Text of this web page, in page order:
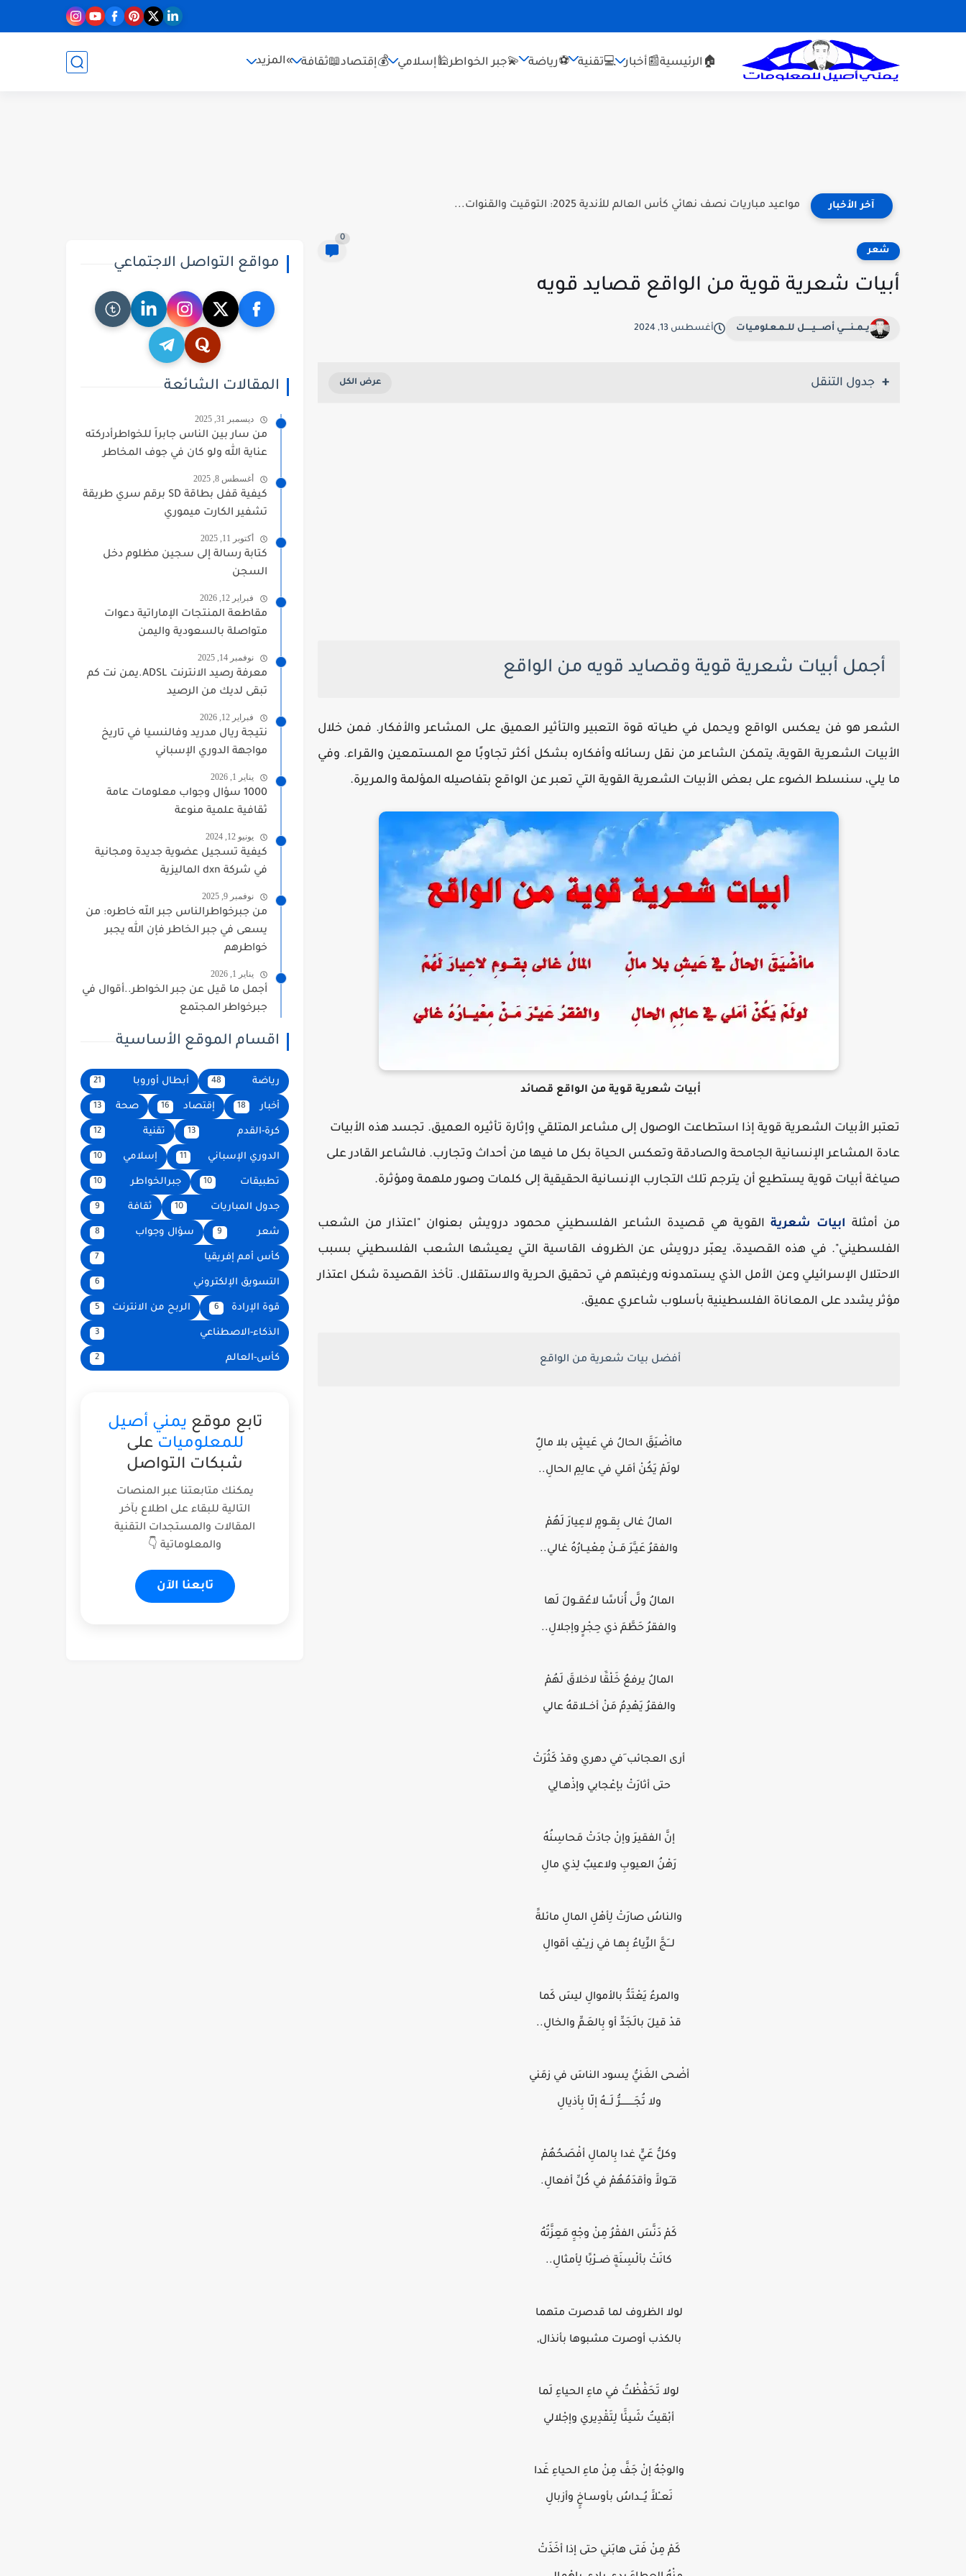
🏠الرئيسية📰أخبار 💻تقنية ⚽رياضة 💫جبر الخواطر🕌إسلامي 💰إقتصاد📖ثقافة »المزيد
آخر الأخبار مواعيد مباريات نصف نهائي كأس العالم للأندية 2025: التوقيت والقنوات...
شعر
0
أبيات شعرية قوية من الواقع قصايد قويه
يــمــنـــــي أصــــيـــــل للــمـعـلومـيات أغسطس 13, 2024
جدول التنقل
أجمل أبيات شعرية قوية وقصايد قويه من الواقع
الشعر هو فن يعكس الواقع ويحمل في طياته قوة التعبير والتأثير العميق على المشاعر والأفكار. فمن خلال
الأبيات الشعرية القوية، يتمكن الشاعر من نقل رسائله وأفكاره بشكل أكثر تجاوبًا مع المستمعين والقراء. وفي
ما يلي، سنسلط الضوء على بعض الأبيات الشعرية القوية التي تعبر عن الواقع بتفاصيله المؤلمة والمريرة.
أبيات شعرية قوية من الواقع قصائد
تعتبر الأبيات الشعرية قوية إذا استطاعت الوصول إلى مشاعر المتلقي وإثارة تأثيره العميق. تجسد هذه الأبيات
عادة المشاعر الإنسانية الجامحة والصادقة وتعكس الحياة بكل ما فيها من أحداث وتجارب. فالشاعر القادر على
صياغة أبيات قوية يستطيع أن يترجم تلك التجارب الإنسانية الحقيقية إلى كلمات وصور ملهمة ومؤثرة.
من أمثلة ابيات شعرية القوية هي قصيدة الشاعر الفلسطيني محمود درويش بعنوان "اعتذار من الشعب
الفلسطيني". في هذه القصيدة، يعبّر درويش عن الظروف القاسية التي يعيشها الشعب الفلسطيني بسبب
الاحتلال الإسرائيلي وعن الأمل الذي يستمدونه ورغبتهم في تحقيق الحرية والاستقلال. تأخذ القصيدة شكل اعتذار
مؤثر يشدد على المعاناة الفلسطينية بأسلوب شاعري عميق.
أفضل بيات شعرية من الواقع
ماأضْيَقَ الحالُ في عَيشِِ بلا مالٌِ
لولَمْ يَكُنْ أمَلي في عالِمِ الحالِ..
المالُ غالى بِقــومِِ لاعِيارَ لَهُمْ
والفقرُ عَيـَّرَ مَــنْ مِعْيــارُهُ غالي..
المالُ ولَّى أُناسََا لاعُقــولَ لَها
والفقرُ حَطَّمَ ذي حِجْرِِ وإجلالِ..
المالُ يرفعُ خَلْقََا لاخلاقَ لَهُمْ
والفقرُ يَهْدِمُ مَنْ أخــلاقهُ عالي
أرى العجائب َفي دهري وقدْ كَثُرَتْ
حتى أثارَتْ بإعْجابي وإذْهـالِي
إنَّ الفقيرَ وإنْ جادَتْ مَحاسِنُهُ
رَهْنُ العيوبِ ولاعيبٌ لِذي مالِ
والناسُ صارَتْ لِأهْلِ المالِ مائلةََ
لـــَجَّ الرِّياءُ بِهـا في زيــْفِ أقوالِ
والمرءُ يَعْتَدُّ بالأموالِ ليسَ كَما
قدْ قيلَ بالَجَدِّ أو بِالعَـمِّ والخالِ..
أضْحى الغَنيُّ يسود الناسَ في زمَني
ولا تُجَـــــــــرُّ لَـــهُ إلّا بِأذيالِ
وكلُّ عَـيٍّ غدا بِالمالِ أفْصَحُهُمْ
قـَـولاََ وأقدَمُهُمْ في كُلِّ أفعالِ.
كَمْ دَنَّسَ الفقْرُ مِنْ وجْهِِ مَعِزَّتُهُ
كانَتْ بألْسِنَةِِ ضــرْبََا لِأمثالِ..
لولا الظروف لما قدصرت متهما
بالكذب أوصرت مشبوها بأنذال,
لولا تَحَفَْظْتُ في ماءِ الحياءِ لَما
أبْقيتُ شَيئََا لِتَقْدِيري وإجْلالي
والوجْهُ إنْ جَفَّ مِنْ ماءِ الحياءِ غَدا
نَعــْلاََ يُـــداسُ بأوسـاخِِ وأزبالِ
كَمْ مِنْ فَتى هابَني حتى إذا أخَذَتْ
مواقع التواصل الاجتماعي
المقالات الشائعة
ديسمبر 31, 2025
من سار بين الناس جابراً للخواطرأدركته
عناية الله ولو كان في جوف المخاطر
أغسطس 8, 2025
كيفية قفل بطاقة SD برقم سري طريقة
تشفير الكارت ميموري
أكتوبر 11, 2025
كتابة رسالة إلى سجين مظلوم دخل
السجن
فبراير 12, 2026
مقاطعة المنتجات الإماراتية دعوات
متواصلة بالسعودية واليمن
نوفمبر 14, 2025
معرفة رصيد الانترنت ADSL.يمن نت كم
تبقى لديك من الرصيد
فبراير 12, 2026
نتيجة ريال مدريد وفالنسيا في تاريخ
مواجهة الدوري الإسباني
يناير 1, 2026
1000 سؤال وجواب معلومات عامة
ثقافية علمية منوعة
يونيو 12, 2024
كيفية تسجيل عضوية جديدة ومجانية
في شركة dxn الماليزية
نوفمبر 9, 2025
من جبرخواطرالناس جبر الله خاطره: من
يسعى في جبر الخاطر فإن الله يجبر
خواطرهم
يناير 1, 2026
أجمل ما قيل عن جبر الخواطر..أقوال في
جبرخواطر المجتمع
اقسام الموقع الأساسية
رياضة 48 أبطال أوروبا 21
أخبار 18 إقتصاد 16 صحة 13
كرة-القدم 13 تقنية 12
الدوري الإسباني 11 إسلامي 10
تطبيقات 10 جبرالخواطر 10
جدول المباريات 10 ثقافة 9
شعر 9 سؤال وجواب 8
كأس أمم إفريقيا 7
التسويق الإلكتروني 6
قوة الإرادة 6 الربح من الانترنت 5
الذكاء-الاصطناعي 3
كأس-العالم 2
تابع موقع يمني أصيل
للمعلوميات على
شبكات التواصل
يمكنك متابعتنا عبر المنصات
التالية للبقاء على اطلاع بآخر
المقالات والمستجدات التقنية
والمعلوماتية 👇
تابعنا الآن